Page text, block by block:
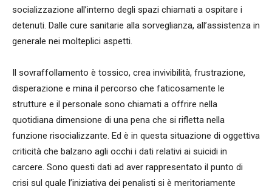
socializzazione all’interno degli spazi chiamati a ospitare i
detenuti. Dalle cure sanitarie alla sorveglianza, all’assistenza in
generale nei molteplici aspetti.
Il sovraffollamento è tossico, crea invivibilità, frustrazione,
disperazione e mina il percorso che faticosamente le
strutture e il personale sono chiamati a offrire nella
quotidiana dimensione di una pena che si rifletta nella
funzione risocializzante. Ed è in questa situazione di oggettiva
criticità che balzano agli occhi i dati relativi ai suicidi in
carcere. Sono questi dati ad aver rappresentato il punto di
crisi sul quale l’iniziativa dei penalisti si è meritoriamente